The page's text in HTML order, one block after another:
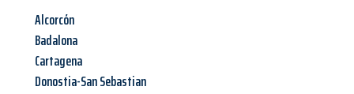
Alcorcón
Badalona
Cartagena
Donostia-San Sebastian